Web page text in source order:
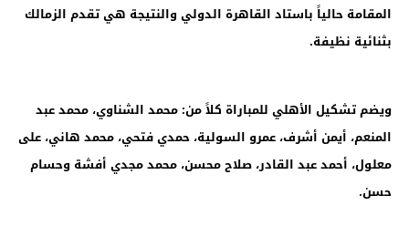
المقامة حالياً باستاد القاهرة الدولي والنتيجة هي تقدم الزمالك
بثنائية نظيفة.
ويضم تشكيل الأهلي للمباراة كلاً من: محمد الشناوي، محمد عبد
المنعم، أيمن أشرف، عمرو السولية، حمدي فتحي، محمد هاني، على
معلول، أحمد عبد القادر، صلاح محسن، محمد مجدي أفشة وحسام
حسن.